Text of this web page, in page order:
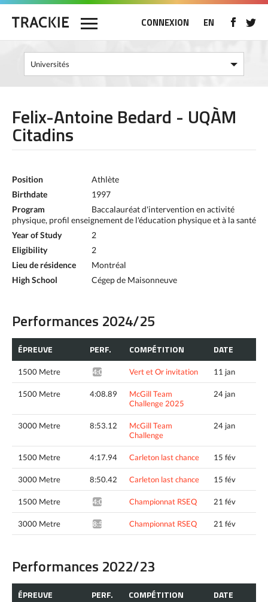
CONNEXION EN
Felix-Antoine Bedard - UQÀM
Citadins
Position
Athlète
Birthdate
1997
Program
Baccalauréat d'intervention en activité
physique, profil enseignement de l'éducation physique et à la santé
Year of Study
2
Eligibility
2
Lieu de résidence
Montréal
High School
Cégep de Maisonneuve
Performances 2024/25
ÉPREUVE PERF. COMPÉTITION DATE
1500 Metre 4:09.72* Vert et Or invitation 11 jan
1500 Metre 4:08.89
McGill Team
Challenge 2025
24 jan
3000 Metre 8:53.12
McGill Team
Challenge
24 jan
1500 Metre 4:17.94 Carleton last chance 15 fév
3000 Metre 8:50.42 Carleton last chance 15 fév
1500 Metre 4:06.82* Championnat RSEQ 21 fév
3000 Metre 8:52.31* Championnat RSEQ 21 fév
Performances 2022/23
ÉPREUVE PERF. COMPÉTITION DATE